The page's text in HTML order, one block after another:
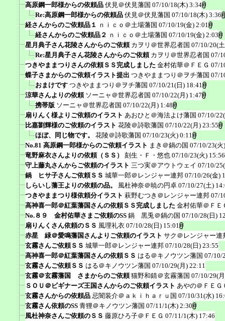
高原鋼一郎様からの依頼品 伏見＠伏見藩国 07/10/18(木) 3:34
Re:高原鋼一郎様からの依頼品 伏見＠伏見藩国 07/10/18(木) 3:36
経さんからのご依頼品１ ｎｉｃｏ＠土場藩国 07/10/19(金) 2:01
経さんからのご依頼品２ ｎｉｃｏ＠土場藩国 07/10/19(金) 2:03
星月典子さん花陵さんからのご依頼 カヲリ＠世界忍者国 07/10/20(
Re:星月典子さん花陵さんからのご依頼 カヲリ＠世界忍者国 07/
つきやままつりさんの依頼ＳＳ完成しました 金村佑華＠ＦＥＧ 07/
蝶子さまからのご依頼イラスト提出 つきやままつり＠ヲチ藩国 07/
おまけです つきやままつり＠ヲチ藩国 07/10/21(日) 18:41
涼華さんよりの依頼 ソーニャ＠世界忍者国 07/10/22(月) 1:47
携帯版 ソーニャ＠世界忍者国 07/10/22(月) 1:48
扇りんく様よりご依頼のイラスト あおひと＠海法よけ藩国 07/10/
比嘉劉輝様のご依頼のイラスト 花陵＠詩歌藩国 07/10/22(月) 23:55
ほぼ、同じ物です。
花陵＠詩歌藩国 07/10/23(火) 0:11
No.81 高原鋼一郎様からのご依頼イラスト まき＠鍋の国 07/10/23(火
竜野麻衣さんよりの依頼（ＳＳ）
刻生・Ｆ・悠也 07/10/23(火) 15:56
守上藤丸さんからご依頼のイラスト 三つ実＠アウトウェイ 07/10/
鍋 ヒサ子さんご依頼ＳＳ 城華一郎＠レンジャー連邦 07/10/26(金)
しらいし藩王よりの依頼の品。
風杜神奈＠暁の円卓 07/10/27(土)
つきやままつり様依頼分イラスト 萩野むつき＠レンジャー連邦 07/
高神喜一郎＠紅葉藩国さんの依頼ＳＳ完成しました 金村佑華＠ＦＥ
No.８９ 金村佑華さまご依頼のSS 鍋 黒兎＠鍋の国 07/10/28(日)
扇りんくさん依頼のＳＳ 風理礼衣 07/10/28(日) 15:01
赤星 緑＠愛鳴藩国さんよりご依頼のイラスト サク＠レンジャー連
玄霧さんご依頼ＳＳ 城華一郎＠レンジャー連邦 07/10/28(日) 23:55
高神喜一郎＠紅葉藩国さんの依頼ＳＳ はる＠キノウツン藩国 07/10/
玄霧さんご依頼ＳＳ はる＠キノウツン藩国 07/10/29(月) 22:11
玄霧＠玄霧藩国 さまからのご依頼 猫野和錆＠玄霧藩国 07/10/29(
ＳＯＵ＠ビギナーズ王国さんからのご依頼イラスト あやの＠ＦＥＧ
玄霧さんからの依頼品 忌闇装介＠ａｋｉｈａｒｕ国 07/10/31(水)
玄霧さん依頼のSS 青狸＠キノウツン藩国 07/11/1(木) 2:30
風杜神奈さんご依頼のＳＳ 藤原ひろ子＠ＦＥＧ 07/11/1(木) 17:46